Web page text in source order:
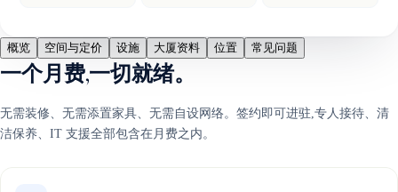
概览 空间与定价 设施 大厦资料 位置 常见问题
一个月费,一切就绪。
无需装修、无需添置家具、无需自设网络。签约即可进驻,专人接待、清
洁保养、IT 支援全部包含在月费之内。